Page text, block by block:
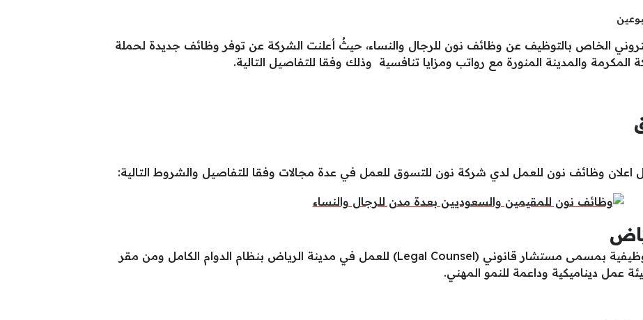
الخاص بالتوظيف عن وظائف نون للرجال والنساء، حيثُ أعلنت الشركة عن توفر وظائف جديدة لحملة
المكرمة والمدينة المنورة مع رواتب ومزايا تنافسية وذلك وفقا للتفاصيل التالية.
وظائف نون للعمل لدي شركة نون للتسوق للعمل في عدة مجالات وفقا للتفاصيل والشروط التالية:
تعلن شركة نون (noon) عن توفر فرصة وظيفية بمسمى مستشار قانوني (Legal Counsel) للعمل في مدينة الرياض بنظام الدوام الكامل ومن مقر
عمل ديناميكية وداعمة للنمو المهني.